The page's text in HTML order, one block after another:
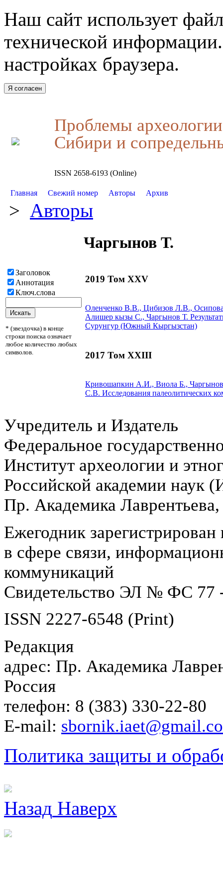
Наш сайт использует
технической
настройках браузера.
Я согласен
Проблемы
Сибири и
ISSN 2658-6193 (Online)
Главная Свежий номер Авторы Архив
> Авторы
Заголовок
Аннотация
Ключ.слова
* (звездочка) в конце
строки поиска означает
любое количество любых
символов.
Чаргынов Т.
2019 Том XXV
Оленченко В.В., Цибизов Л.В.,
Алишер кызы С., Чаргынов Т.
Сурунгур (Южный Кыргызстан)
2017 Том XXIII
Кривошапкин А.И., Виола Б.,
С.В. Исследования палеолитических
Учредитель и Издатель
Федеральное
Институт археологии и
Российской академии
Пр. Академика
Ежегодник
в сфере связи,
коммуникаций
Свидетельство ЭЛ № ФС 77
ISSN 2227-6548 (Print)
Редакция
адрес: Пр. Академика
Россия
телефон: 8 (383) 330-22-80
E-mail:
Политика защиты и
Назад Наверх